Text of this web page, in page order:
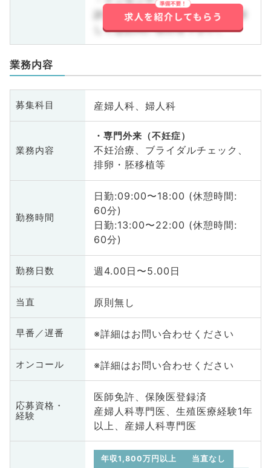
詳しくはお問い合わせ下さい。詳
しくはお問い合わせ下さい。
業務内容
募集科目 産婦人科、婦人科
業務内容
専門外来（不妊症）
不妊治療、ブライダルチェック、
排卵・胚移植等
勤務時間
日勤:09:00〜18:00 (休憩時間:
60分)
日勤:13:00〜22:00 (休憩時間:
60分)
勤務日数 週4.00日〜5.00日
当直 原則無し
早番／遅番 ※詳細はお問い合わせください
オンコール ※詳細はお問い合わせください
応募資格・
経験
医師免許、保険医登録済
産婦人科専門医、生殖医療経験1年
以上、産婦人科専門医
年収1,800万円以上
当直なし